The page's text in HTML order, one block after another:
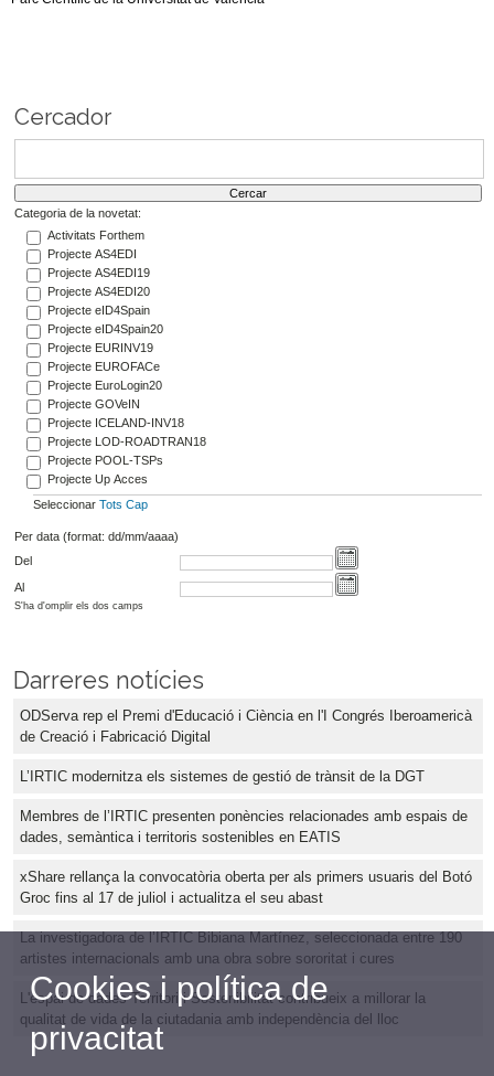
Cercador
Categoria de la novetat:
Activitats Forthem
Projecte AS4EDI
Projecte AS4EDI19
Projecte AS4EDI20
Projecte eID4Spain
Projecte eID4Spain20
Projecte EURINV19
Projecte EUROFACe
Projecte EuroLogin20
Projecte GOVeIN
Projecte ICELAND-INV18
Projecte LOD-ROADTRAN18
Projecte POOL-TSPs
Projecte Up Acces
Seleccionar Tots Cap
Per data (format: dd/mm/aaaa)
Del
Al
S'ha d'omplir els dos camps
Darreres notícies
ODServa rep el Premi d'Educació i Ciència en l'I Congrés Iberoamericà
de Creació i Fabricació Digital
L’IRTIC modernitza els sistemes de gestió de trànsit de la DGT
Membres de l’IRTIC presenten ponències relacionades amb espais de
dades, semàntica i territoris sostenibles en EATIS
xShare rellança la convocatòria oberta per als primers usuaris del Botó
Groc fins al 17 de juliol i actualitza el seu abast
La investigadora de l’IRTIC Bibiana Martínez, seleccionada entre 190
artistes internacionals amb una obra sobre sororitat i cures
L'espai de dades Territori i Sostenibilitat contribueix a millorar la
qualitat de vida de la ciutadania amb independència del lloc
Cookies i política de
privacitat